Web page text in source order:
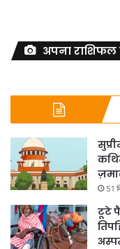
अपना राशिफल
51
टूटे